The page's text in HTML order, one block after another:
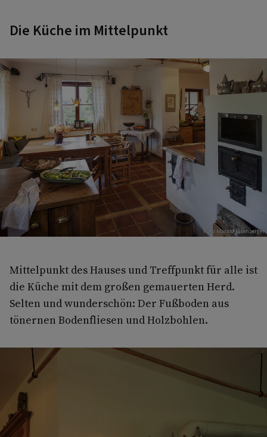
Die Küche im Mittelpunkt
Foto: Harald Eisenberger
Mittelpunkt des Hauses und Treffpunkt für alle ist
die Küche mit dem großen gemauerten Herd.
Selten und wunderschön: Der Fußboden aus
tönernen Bodenfliesen und Holzbohlen.